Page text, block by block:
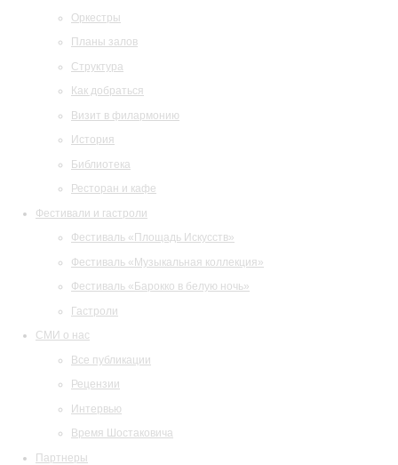
Оркестры
Планы залов
Структура
Как добраться
Визит в филармонию
История
Библиотека
Ресторан и кафе
Фестивали и гастроли
Фестиваль «Площадь Искусств»
Фестиваль «Музыкальная коллекция»
Фестиваль «Барокко в белую ночь»
Гастроли
СМИ о нас
Все публикации
Рецензии
Интервью
Время Шостаковича
Партнеры